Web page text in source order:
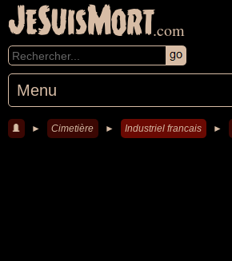
JeSuisMort.com
Menu
► Cimetière ► Industriel francais ►